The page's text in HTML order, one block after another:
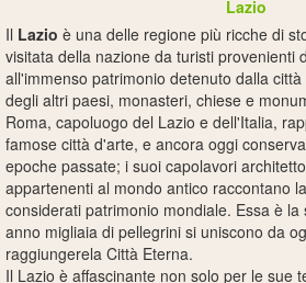
Lazio
Il Lazio è una delle regione più ricche di
visitata della nazione da turisti provenienti
all'immenso patrimonio detenuto dalla
degli altri paesi, monasteri, chiese e
Roma, capoluogo del Lazio e dell'Italia,
famose città d'arte, e ancora oggi
epoche passate; i suoi capolavori
appartenenti al mondo antico raccontano
considerati patrimonio mondiale. Essa è
anno migliaia di pellegrini si uniscono da
raggiungerela Città Eterna.
Il Lazio è affascinante non solo per le sue